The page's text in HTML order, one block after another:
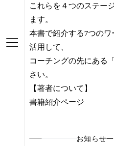
これらを４つのステー
ます。
本書で紹介する7つの
活用して、
コーチングの先にある
さい。
【著者について】
書籍紹介ページ
お知らせ